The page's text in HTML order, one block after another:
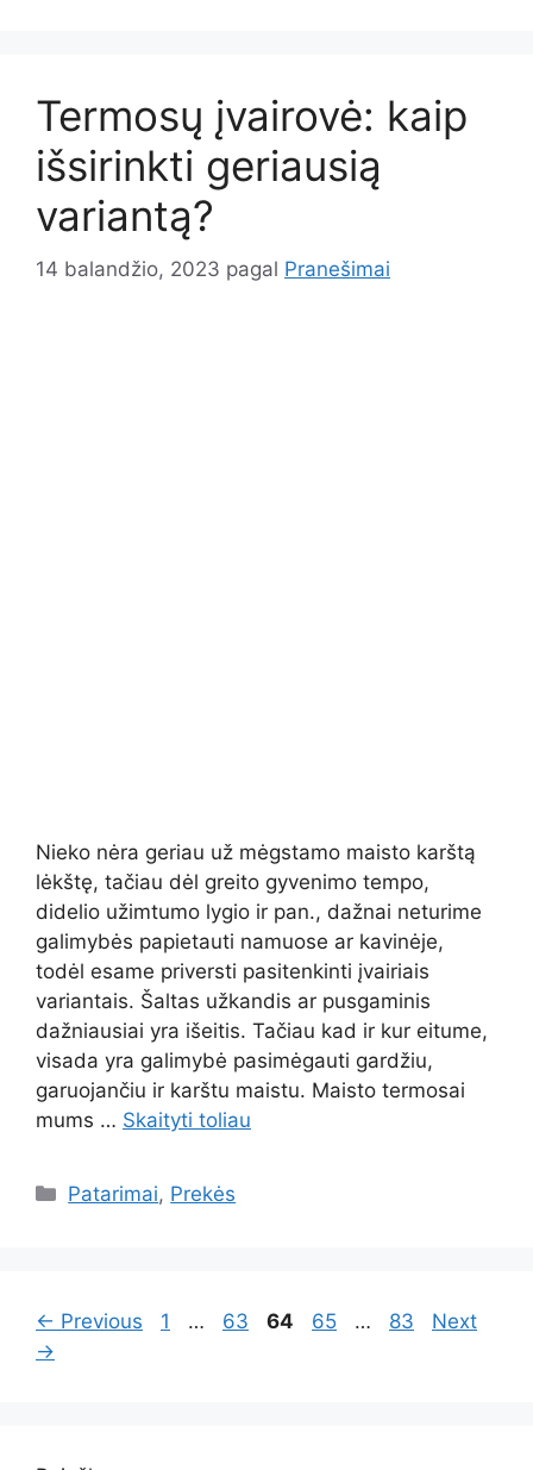
Termosų įvairovė: kaip
išsirinkti geriausią
variantą?
14 balandžio, 2023 pagal Pranešimai
Nieko nėra geriau už mėgstamo maisto karštą
lėkštę, tačiau dėl greito gyvenimo tempo,
didelio užimtumo lygio ir pan., dažnai neturime
galimybės papietauti namuose ar kavinėje,
todėl esame priversti pasitenkinti įvairiais
variantais. Šaltas užkandis ar pusgaminis
dažniausiai yra išeitis. Tačiau kad ir kur eitume,
visada yra galimybė pasimėgauti gardžiu,
garuojančiu ir karštu maistu. Maisto termosai
mums … Skaityti toliau
Kategorijos
Patarimai, Prekės
← Previous Page
1 … Page
63 Page
64 Page
65 … Page
83
Next
→